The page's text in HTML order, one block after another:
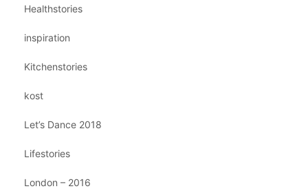
Healthstories
inspiration
Kitchenstories
kost
Let’s Dance 2018
Lifestories
London – 2016